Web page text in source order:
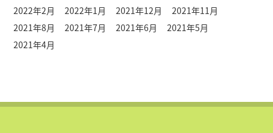
2022年2月
2022年1月 2021年12月
2021年11月
2021年8月
2021年7月 2021年6月
2021年5月
2021年4月